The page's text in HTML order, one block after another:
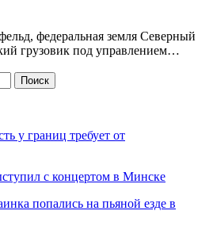
федеральная земля Северный
грузовик под управлением…
у границ требует от
с концертом в Минске
попались на пьяной езде в